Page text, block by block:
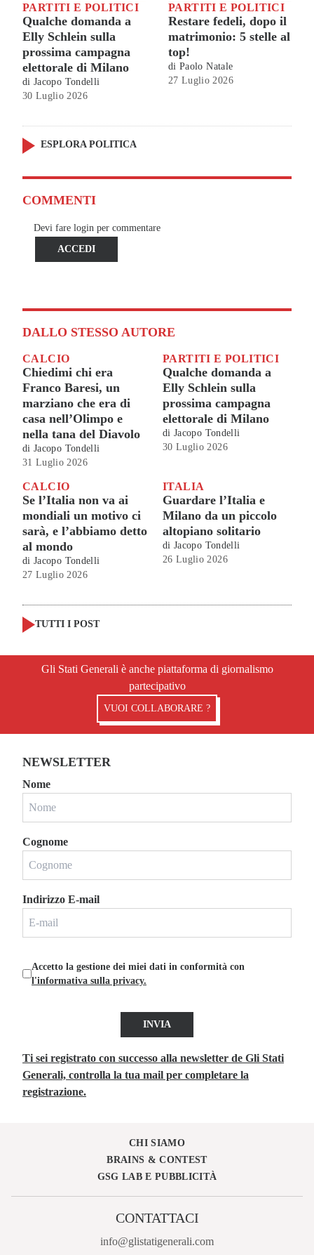
PARTITI E POLITICI
Qualche domanda a
Elly Schlein sulla
prossima campagna
elettorale di Milano
di Jacopo Tondelli
30 Luglio 2026
PARTITI E POLITICI
Restare fedeli, dopo il
matrimonio: 5 stelle al
top!
di Paolo Natale
27 Luglio 2026
ESPLORA POLITICA
COMMENTI
Devi fare login per commentare
ACCEDI
DALLO STESSO AUTORE
CALCIO
Chiedimi chi era
Franco Baresi, un
marziano che era di
casa nell’Olimpo e
nella tana del Diavolo
di Jacopo Tondelli
31 Luglio 2026
PARTITI E POLITICI
Qualche domanda a
Elly Schlein sulla
prossima campagna
elettorale di Milano
di Jacopo Tondelli
30 Luglio 2026
CALCIO
Se l’Italia non va ai
mondiali un motivo ci
sarà, e l’abbiamo detto
al mondo
di Jacopo Tondelli
27 Luglio 2026
ITALIA
Guardare l’Italia e
Milano da un piccolo
altopiano solitario
di Jacopo Tondelli
26 Luglio 2026
TUTTI I POST
Gli Stati Generali è anche piattaforma di giornalismo
partecipativo
VUOI COLLABORARE ?
NEWSLETTER
Nome
Cognome
Indirizzo E-mail
Accetto la gestione dei miei dati in conformità con
l'informativa sulla privacy.
INVIA
Ti sei registrato con successo alla newsletter de Gli Stati
Generali, controlla la tua mail per completare la
registrazione.
CHI SIAMO
BRAINS & CONTEST
GSG LAB E PUBBLICITÀ
CONTATTACI
info@glistatigenerali.com